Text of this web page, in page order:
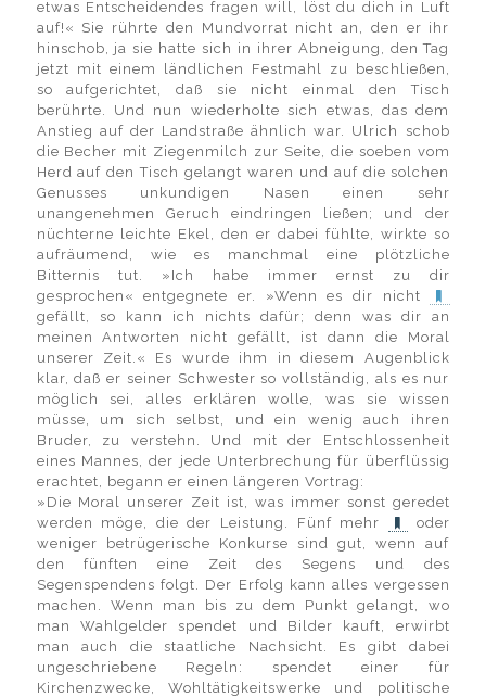
etwas Entscheidendes fragen will, löst du dich in Luft
auf!« Sie rührte den Mundvorrat nicht an, den er ihr
hinschob, ja sie hatte sich in ihrer Abneigung, den Tag
jetzt mit einem ländlichen Festmahl zu beschließen,
so aufgerichtet, daß sie nicht einmal den Tisch
berührte. Und nun wiederholte sich etwas, das dem
Anstieg auf der Landstraße ähnlich war. Ulrich schob
die Becher mit Ziegenmilch zur Seite, die soeben vom
Herd auf den Tisch gelangt waren und auf die solchen
Genusses unkundigen Nasen einen sehr
unangenehmen Geruch eindringen ließen; und der
nüchterne leichte Ekel, den er dabei fühlte, wirkte so
aufräumend, wie es manchmal eine plötzliche
Bitternis tut. »Ich habe immer ernst zu dir
gesprochen« entgegnete er. »Wenn es dir nicht
gefällt, so kann ich nichts dafür; denn was dir an
meinen Antworten nicht gefällt, ist dann die Moral
unserer Zeit.« Es wurde ihm in diesem Augenblick
klar, daß er seiner Schwester so vollständig, als es nur
möglich sei, alles erklären wolle, was sie wissen
müsse, um sich selbst, und ein wenig auch ihren
Bruder, zu verstehn. Und mit der Entschlossenheit
eines Mannes, der jede Unterbrechung für überflüssig
erachtet, begann er einen längeren Vortrag:
»Die Moral unserer Zeit ist, was immer sonst geredet
werden möge, die der Leistung. Fünf mehr
oder
weniger betrügerische Konkurse sind gut, wenn auf
den fünften eine Zeit des Segens und des
Segenspendens folgt. Der Erfolg kann alles vergessen
machen. Wenn man bis zu dem Punkt gelangt, wo
man Wahlgelder spendet und Bilder kauft, erwirbt
man auch die staatliche Nachsicht. Es gibt dabei
ungeschriebene Regeln: spendet einer für
Kirchenzwecke, Wohltätigkeitswerke und politische